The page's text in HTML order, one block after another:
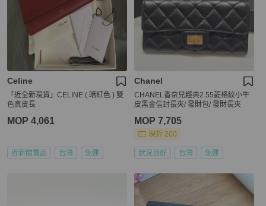
Celine
「近全新現貨」CELINE ( 暗紅色 ) 雙
色真皮長
MOP 4,061
近新閒置品 台灣 免運
Chanel
CHANEL香奈兒經典2.55菱格紋小牛
皮黑金信封長夾/ 發財包/ 發財長夾
MOP 7,705
現折 200
狀況良好 台灣 免運